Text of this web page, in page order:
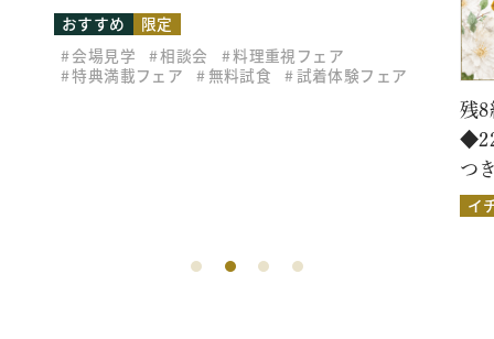
おすすめ
限定
会場見学
相談会
料理重視フェア
特典満載フェア
無料試食 試着体験フェア
残8
つ
イ